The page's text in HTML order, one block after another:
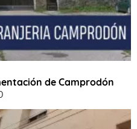
de Camprodón